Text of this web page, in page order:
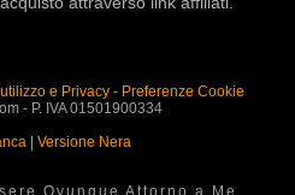
e Privacy- Preferenze Cookie
- P. IVA 01501900334
| Versione Nera
Ovunque Attorno a Me